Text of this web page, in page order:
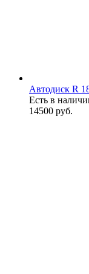
Автодиск R
Есть в
14500 руб.